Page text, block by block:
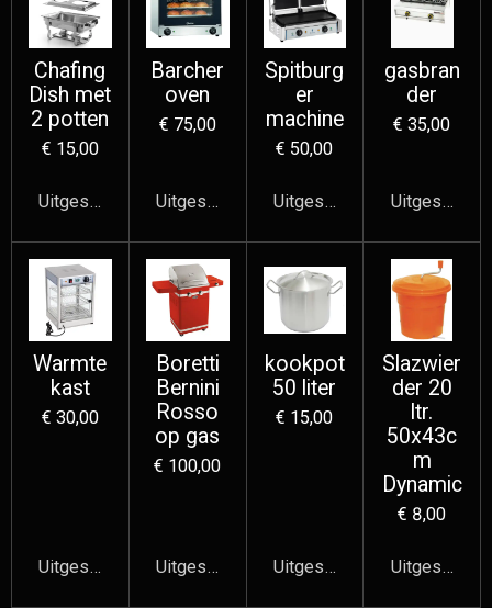
Chafing
Dish met
2 potten
€ 15,00
Uitgeschakeld
Barcher
oven
€ 75,00
Uitgeschakeld
Spitburg
er
machine
€ 50,00
Uitgeschakeld
gasbran
der
€ 35,00
Warmte
kast
€ 30,00
Uitgeschakeld
Boretti
Bernini
Rosso
op gas
€ 100,00
Uitgeschakeld
kookpot
50 liter
€ 15,00
Uitgeschakeld
Slazwier
der 20
ltr.
50x43c
m
Dynamic
€ 8,00